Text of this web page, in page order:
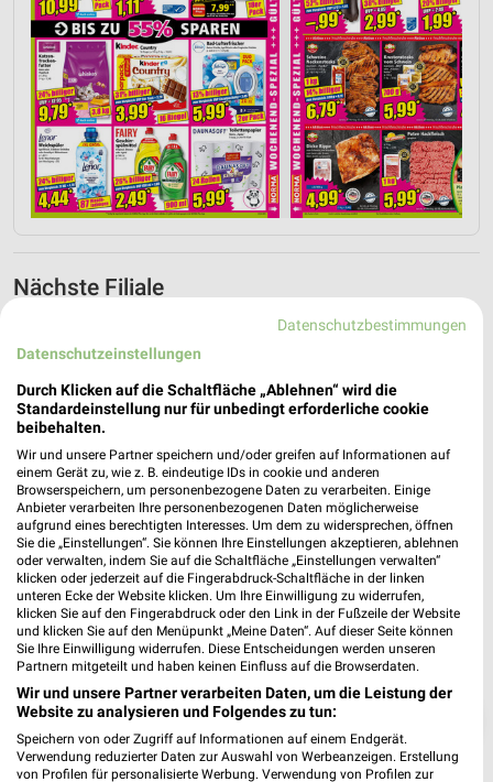
Nächste Filiale
Güstrower Str. 78 b
Heute 08:00 - 20:00 Uhr | Geöffnet
179,31 km • Angebote: 5 Prospekte
Datenschutzbestimmungen
Datenschutzeinstellungen
Durch Klicken auf die Schaltfläche „Ablehnen“ wird die
Standardeinstellung nur für unbedingt erforderliche cookie
beibehalten.
Wir und unsere Partner speichern und/oder greifen auf Informationen auf
einem Gerät zu, wie z. B. eindeutige IDs in cookie und anderen
Browserspeichern, um personenbezogene Daten zu verarbeiten. Einige
Anbieter verarbeiten Ihre personenbezogenen Daten möglicherweise
aufgrund eines berechtigten Interesses. Um dem zu widersprechen, öffnen
Sie die „Einstellungen“. Sie können Ihre Einstellungen akzeptieren, ablehnen
oder verwalten, indem Sie auf die Schaltfläche „Einstellungen verwalten“
klicken oder jederzeit auf die Fingerabdruck-Schaltfläche in der linken
unteren Ecke der Website klicken. Um Ihre Einwilligung zu widerrufen,
klicken Sie auf den Fingerabdruck oder den Link in der Fußzeile der Website
und klicken Sie auf den Menüpunkt „Meine Daten“. Auf dieser Seite können
Sie Ihre Einwilligung widerrufen. Diese Entscheidungen werden unseren
Partnern mitgeteilt und haben keinen Einfluss auf die Browserdaten.
Wir und unsere Partner verarbeiten Daten, um die Leistung der
Website zu analysieren und Folgendes zu tun:
Speichern von oder Zugriff auf Informationen auf einem Endgerät.
Verwendung reduzierter Daten zur Auswahl von Werbeanzeigen. Erstellung
von Profilen für personalisierte Werbung. Verwendung von Profilen zur